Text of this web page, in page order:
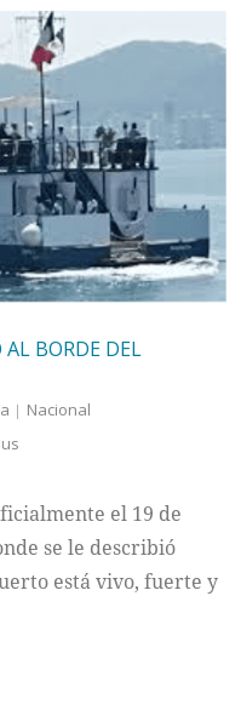
BORDE DEL
Nacional
el 19 de
se le describió
está vivo, fuerte y